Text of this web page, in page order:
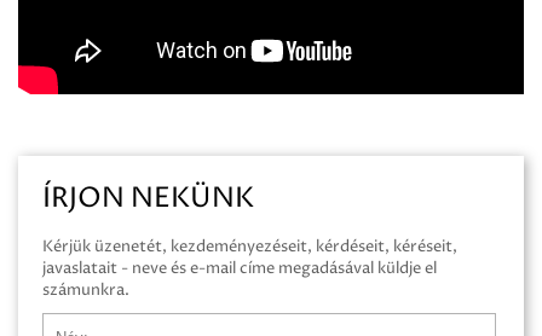
ÍRJON NEKÜNK
Kérjük üzenetét, kezdeményezéseit, kérdéseit, kéréseit,
javaslatait - neve és e-mail címe megadásával küldje el
számunkra.